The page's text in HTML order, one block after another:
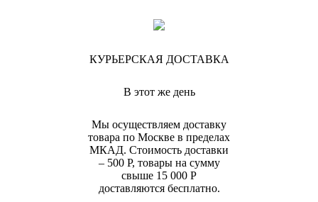
КУРЬЕРСКАЯ ДОСТАВКА
В этот же день
Мы осуществляем доставку
товара по Москве в пределах
МКАД. Стоимость доставки
– 500 Р, товары на сумму
свыше 15 000 Р
доставляются бесплатно.